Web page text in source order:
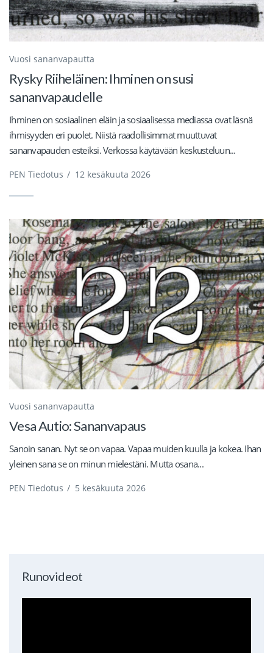
Vuosi sananvapautta
Rysky Riiheläinen: Ihminen on susi
sananvapaudelle
Ihminen on sosiaalinen eläin ja sosiaalisessa mediassa ovat läsnä
ihmisyyden eri puolet. Niistä raadollisimmat muuttuvat
sananvapauden esteiksi. Verkossa käytävään keskusteluun...
PEN Tiedotus / 12 kesäkuuta 2026
Vuosi sananvapautta
Vesa Autio: Sananvapaus
Sanoin sanan. Nyt se on vapaa. Vapaa muiden kuulla ja kokea. Ihan
yleinen sana se on minun mielestäni. Mutta osana...
PEN Tiedotus / 5 kesäkuuta 2026
Runovideot